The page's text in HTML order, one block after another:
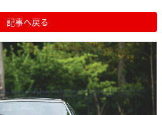
記事へ戻る